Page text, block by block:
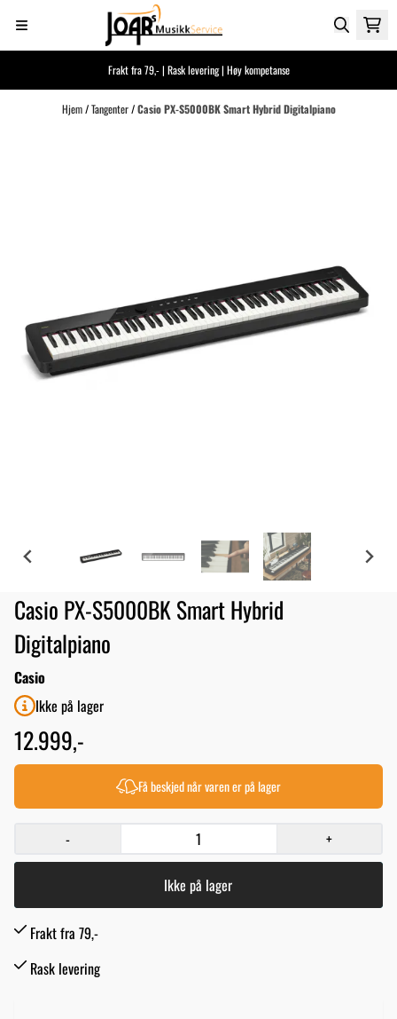
Hopp til innhold
Frakt fra 79,- | Rask levering | Høy kompetanse
Hjem/Tangenter/Casio PX-S5000BK Smart Hybrid Digitalpiano
Casio PX-S5000BK Smart Hybrid
Digitalpiano
Casio
Ikke på lager
12.999,-
Få beskjed når varen er på lager
- +
Ikke på lager
Frakt fra 79,-
Rask levering